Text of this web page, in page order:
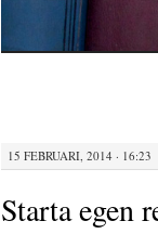
15 FEBRUARI, 2014 · 16:23
Starta egen